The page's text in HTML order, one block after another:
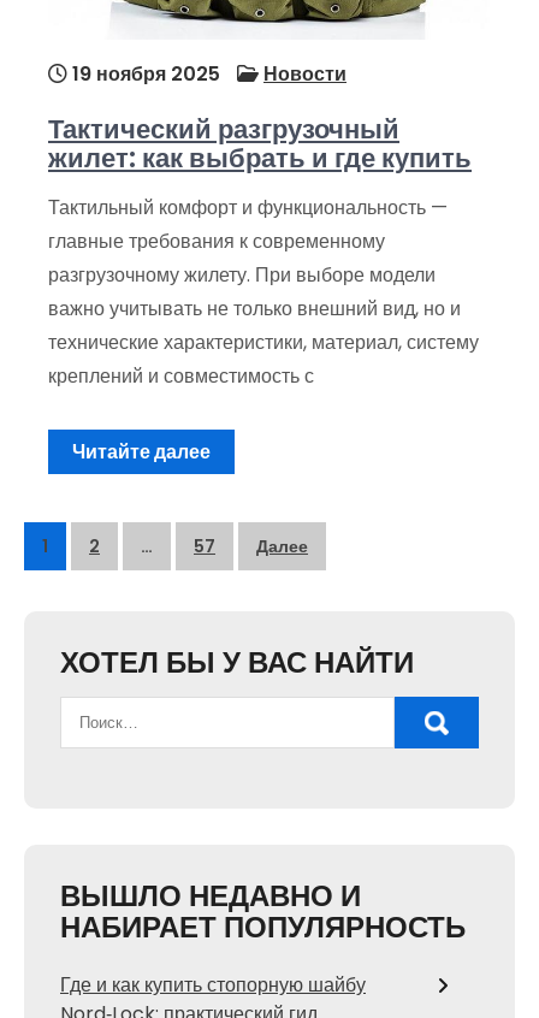
19 ноября 2025 Новости
Тактический разгрузочный
жилет: как выбрать и где купить
Тактильный комфорт и функциональность —
главные требования к современному
разгрузочному жилету. При выборе модели
важно учитывать не только внешний вид, но и
технические характеристики, материал, систему
креплений и совместимость с
Читайте далее
Пагинация
1 2 … 57 Далее
ХОТЕЛ БЫ У ВАС НАЙТИ
ВЫШЛО НЕДАВНО И
НАБИРАЕТ ПОПУЛЯРНОСТЬ
Где и как купить стопорную шайбу